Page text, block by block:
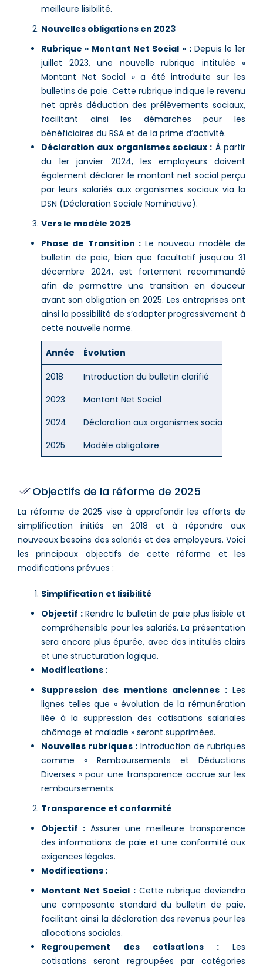
meilleure lisibilité.
Nouvelles obligations en 2023
Rubrique « Montant Net Social » :Depuis le 1er
juillet 2023, une nouvelle rubrique intitulée «
Montant Net Social » a été introduite sur les
bulletins de paie. Cette rubrique indique le revenu
net après déduction des prélèvements sociaux,
facilitant ainsi les démarches pour les
bénéficiaires du RSA et de la prime d’activité​.
Déclaration aux organismes sociaux : À partir
du 1er janvier 2024, les employeurs doivent
également déclarer le montant net social perçu
par leurs salariés aux organismes sociaux via la
DSN (Déclaration Sociale Nominative)​.
Vers le modèle 2025
Phase de Transition :Le nouveau modèle de
bulletin de paie, bien que facultatif jusqu’au 31
décembre 2024, est fortement recommandé
afin de permettre une transition en douceur
avant son obligation en 2025. Les entreprises ont
ainsi la possibilité de s’adapter progressivement à
cette nouvelle norme​.
Année Évolution
2018 Introduction du bulletin clarifié
2023
Montant Net Social
2024
Déclaration aux organismes sociaux
2025
Modèle obligatoire
Objectifs de la réforme de 2025
La réforme de 2025 vise à approfondir les efforts de
simplification initiés en 2018 et à répondre aux
nouveaux besoins des salariés et des employeurs. Voici
les principaux objectifs de cette réforme et les
modifications prévues :
Simplification et lisibilité
Objectif :Rendre le bulletin de paie plus lisible et
compréhensible pour les salariés. La présentation
sera encore plus épurée, avec des intitulés clairs
et une structuration logique.
Modifications :
Suppression des mentions anciennes :Les
lignes telles que « évolution de la rémunération
liée à la suppression des cotisations salariales
chômage et maladie » seront supprimées​.
Nouvelles rubriques : Introduction de rubriques
comme « Remboursements et Déductions
Diverses » pour une transparence accrue sur les
remboursements.
Transparence et conformité
Objectif :Assurer une meilleure transparence
des informations de paie et une conformité aux
exigences légales.
Modifications :
Montant Net Social :Cette rubrique deviendra
une composante standard du bulletin de paie,
facilitant ainsi la déclaration des revenus pour les
allocations sociales​.
Regroupement des cotisations : Les
cotisations seront regroupées par catégories